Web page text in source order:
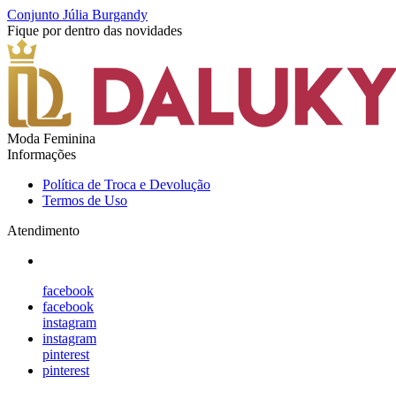
Conjunto Júlia Burgandy
Fique por dentro das novidades
Moda Feminina
Informações
Política de Troca e Devolução
Termos de Uso
Atendimento
facebook
facebook
instagram
instagram
pinterest
pinterest